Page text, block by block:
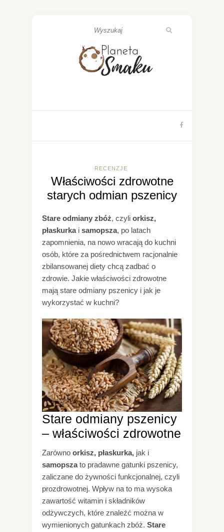
RECENZJE
Właściwości zdrowotne
starych odmian pszenicy
Stare odmiany zbóż, czyli orkisz,
płaskurkai samopsza, po latach
zapomnienia, na nowo wracają do kuchni
osób, które za pośrednictwem racjonalnie
zbilansowanej diety chcą zadbać o
zdrowie. Jakie właściwości zdrowotne
mają stare odmiany pszenicy i jak je
wykorzystać w kuchni?
Stare odmiany pszenicy
– właściwości zdrowotne
Zarówno orkisz, płaskurka, jak i
samopszato pradawne gatunki pszenicy,
zaliczane do żywności funkcjonalnej, czyli
prozdrowotnej. Wpływ na to ma wysoka
zawartość witamin i składników
odżywczych, które znaleźć można w
wymienionych gatunkach zbóż. Stare